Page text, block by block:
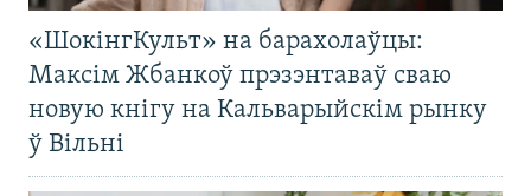
«ШокінгКульт» на барахолаўцы:
Максім Жбанкоў прэзэнтаваў сваю
новую кнігу на Кальварыйскім рынку
ў Вільні